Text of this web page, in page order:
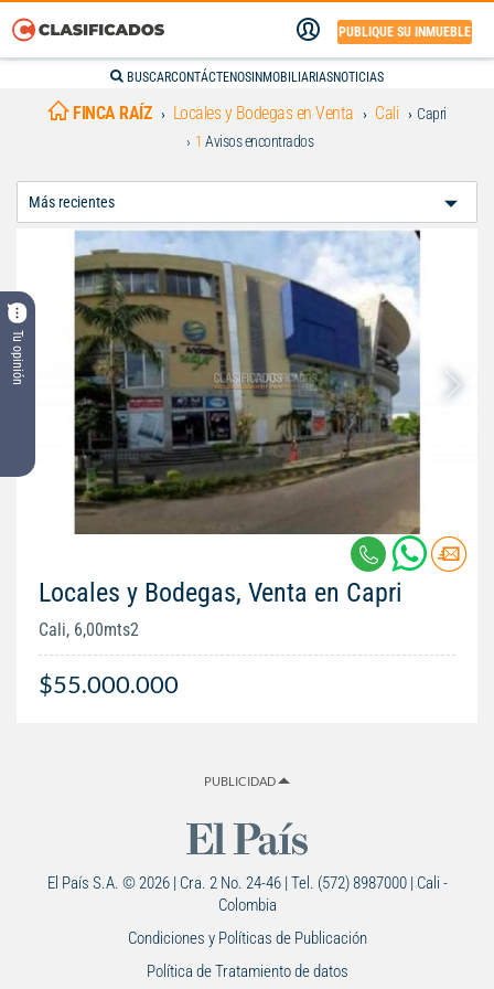
PUBLIQUE SU INMUEBLE
BUSCARCONTÁCTENOS INMOBILIARIASNOTICIAS
Tu opinión
FINCA RAÍZ Locales y Bodegas en Venta Cali
Capri
1 Avisos encontrados
Locales y Bodegas, Venta en Capri
Cali, 6,00mts2
$55.000.000
PUBLICIDAD
El País S.A. © 2026 | Cra. 2 No. 24-46 | Tel. (572) 8987000 | Cali -
Colombia
Condiciones y Políticas de Publicación
Política de Tratamiento de datos